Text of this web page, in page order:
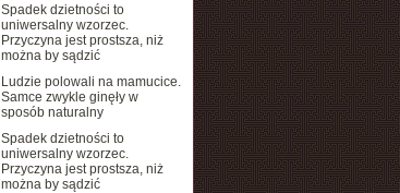
Spadek dzietności to
uniwersalny wzorzec.
Przyczyna jest prostsza, niż
można by sądzić
Ludzie polowali na mamucice.
Samce zwykle ginęły w
sposób naturalny
Spadek dzietności to
uniwersalny wzorzec.
Przyczyna jest prostsza, niż
można by sądzić